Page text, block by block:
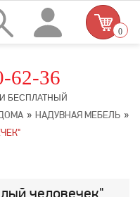
62-36
БЕСПЛАТНЫЙ
0
» НАДУВНАЯ МЕБЕЛЬ »
человечек"